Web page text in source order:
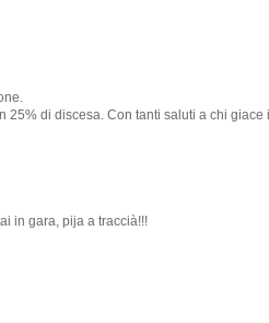
25% di discesa. Con tanti saluti a chi giace
in gara, pija a traccià!!!